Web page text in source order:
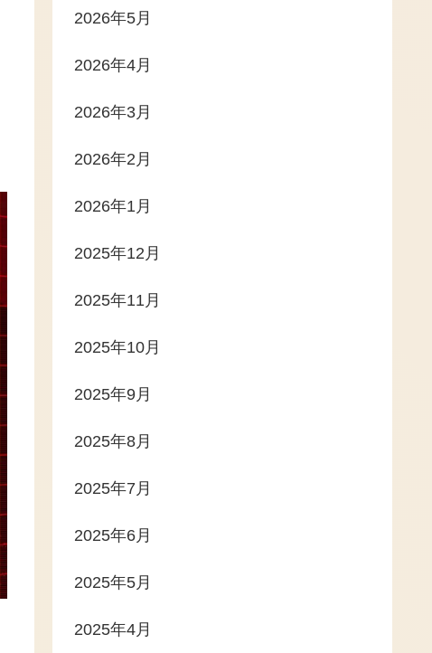
2026年5月
2026年4月
2026年3月
2026年2月
2026年1月
2025年12月
2025年11月
2025年10月
2025年9月
2025年8月
2025年7月
2025年6月
2025年5月
2025年4月